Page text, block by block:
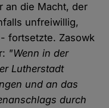
an die Macht, der
unfreiwillig,
fortsetzte. Zasowk
"Wenn in der
Lutherstadt
und an das
durch